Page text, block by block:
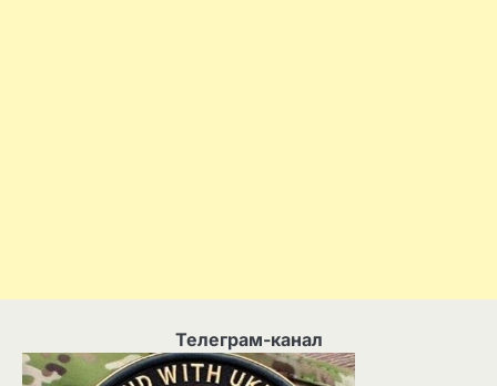
Телеграм-канал